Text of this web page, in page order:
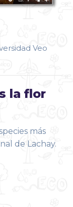
Veo
la flor
más
de Lachay.